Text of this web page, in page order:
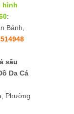
hình
:
Bánh,
sấu
Da Cá
Phường